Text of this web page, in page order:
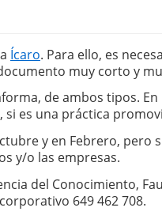
Ícaro. Para ello, es
muy corto y
de ambos tipos. En
es una práctica
y en Febrero, pero
y/o las empresas.
del Conocimiento,
649 462 708.